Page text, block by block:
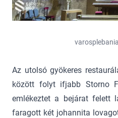
Az utolsó gyökeres
között folyt ifjabb Storno
emlékeztet a bejárat felett
faragott két johannita